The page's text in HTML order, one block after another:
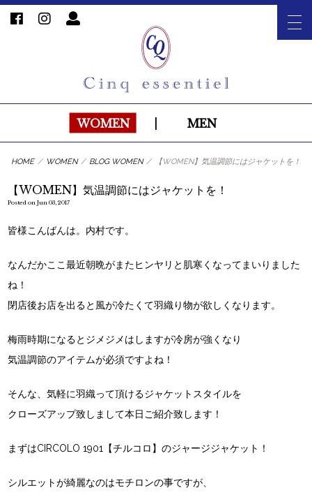
WOMEN MEN
HOME / WOMEN / BLOG WOMEN / 【WOMEN】気温調節にはジャケットを！
【WOMEN】気温調節にはジャケットを！
Posted on Jun 03, 2017
皆様こんばんは。内村です。
なんだかここ最近朝晩がまたヒンヤリと肌寒くなってまいりました
ね！
閉店後お店を出ると風が冷たくて羽織り物が欲しくなります。
梅雨時期になるとジメジメはしますが冷房が強くなり
気温調節のアイテムが必須ですよね！
そんな、気軽に羽織って頂けるジャケットスタイルを
クローズアップ致しまして本日ご紹介致します！
まずはCIRCOLO 1901【チルコロ】のジャージジャケット！
シルエットが綺麗なのはモチロンの事ですが、